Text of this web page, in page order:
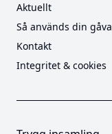
Aktuellt
Så används din gåva
Kontakt
Integritet & cookies